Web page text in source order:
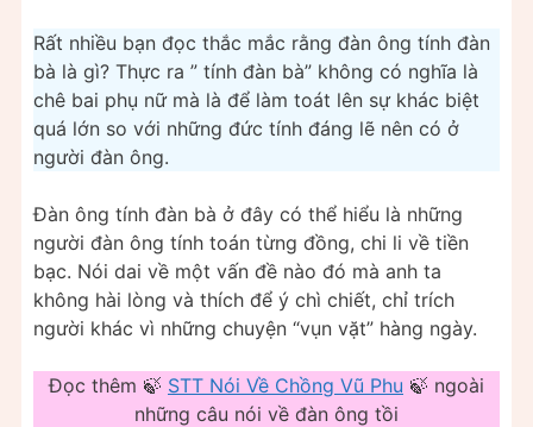
Rất nhiều bạn đọc thắc mắc rằng đàn ông tính đàn
bà là gì? Thực ra ” tính đàn bà” không có nghĩa là
chê bai phụ nữ mà là để làm toát lên sự khác biệt
quá lớn so với những đức tính đáng lẽ nên có ở
người đàn ông.
Đàn ông tính đàn bà ở đây có thể hiểu là những
người đàn ông tính toán từng đồng, chi li về tiền
bạc. Nói dai về một vấn đề nào đó mà anh ta
không hài lòng và thích để ý chì chiết, chỉ trích
người khác vì những chuyện “vụn vặt” hàng ngày.
Đọc thêm 🍃 STT Nói Về Chồng Vũ Phu 🍃 ngoài
những câu nói về đàn ông tồi